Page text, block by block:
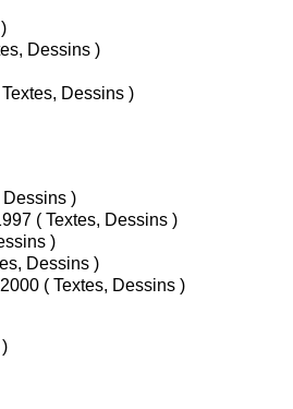
)
qui posait des questions / Oct 1982 ( Textes, Dessins )
• Tome 7 : Le petit singe qui faisait des manières / Jan 1985 ( Textes, Dessins )
Noël / Oct 1995 ( Textes, Dessins )
• Tome 2 : Docteur Poche et la petite poule de pâques / Mar 1997 ( Textes, Dessins )
1998 ( Textes, Dessins )
et les coccinelles / Aou 1999 ( Textes, Dessins )
• Tome 5 : Docteur Poche et les citrouilles ensorcelées / Nov 2000 ( Textes, Dessins )
)